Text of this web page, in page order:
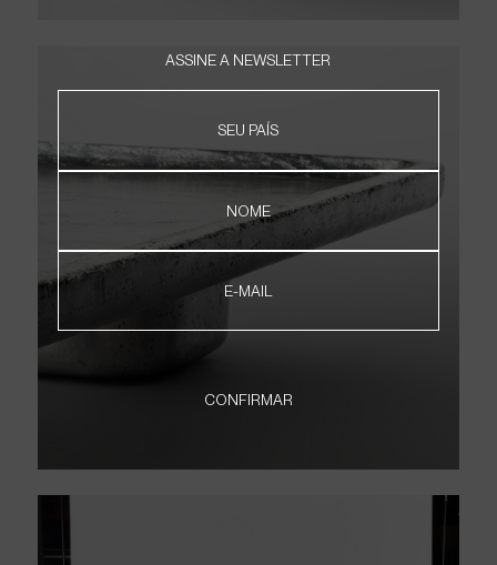
PRODUTOS
NEWSLETTER
PT
ASSINE A NEWSLETTER
SEU PAÍS
NOME
E-MAIL
CONFIRMAR